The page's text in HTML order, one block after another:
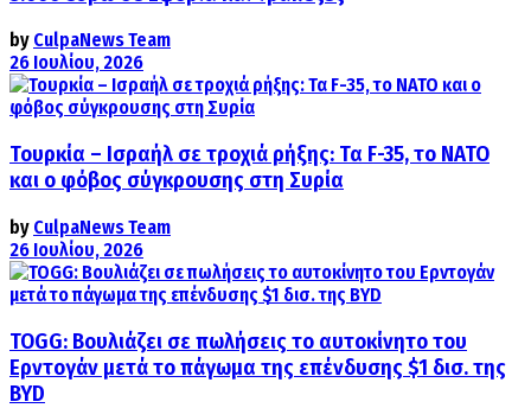
by CulpaNews Team
26 Ιουλίου, 2026
Τουρκία – Ισραήλ σε τροχιά ρήξης: Τα F-35, το ΝΑΤΟ
και ο φόβος σύγκρουσης στη Συρία
by CulpaNews Team
26 Ιουλίου, 2026
TOGG: Βουλιάζει σε πωλήσεις το αυτοκίνητο του
Ερντογάν μετά το πάγωμα της επένδυσης $1 δισ. της
BYD